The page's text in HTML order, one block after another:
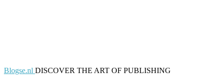
Blogse.nl DISCOVER THE ART OF PUBLISHING